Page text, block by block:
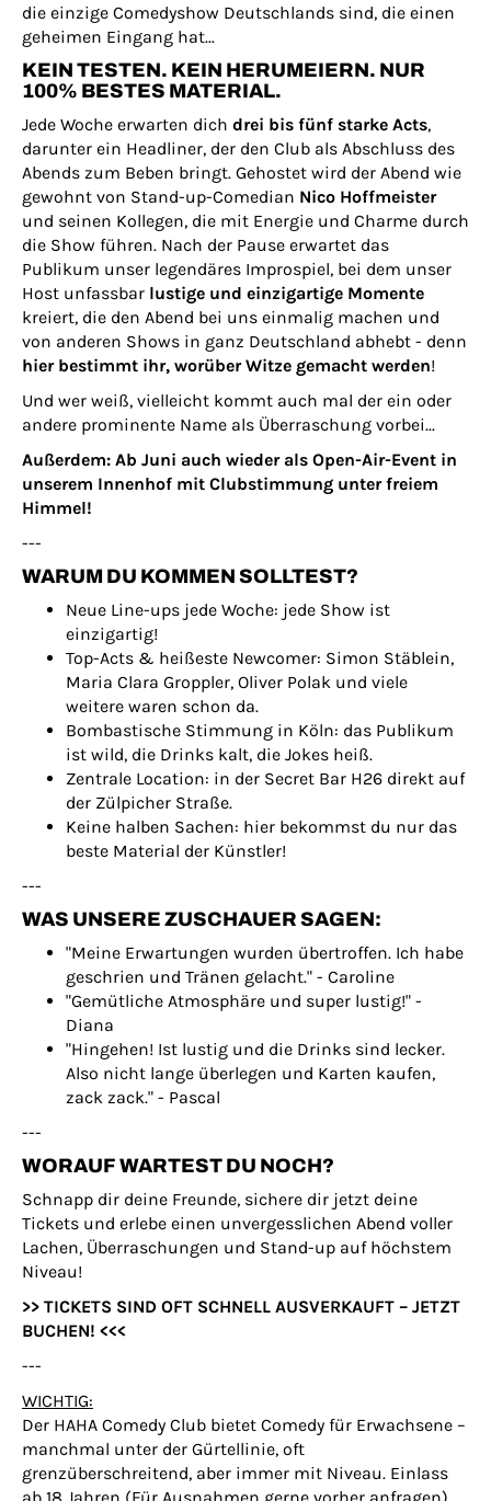
die einzige Comedyshow Deutschlands sind, die einen
geheimen Eingang hat...
KEIN TESTEN. KEIN HERUMEIERN. NUR
100% BESTES MATERIAL.
Jede Woche erwarten dich drei bis fünf starke Acts,
darunter ein Headliner, der den Club als Abschluss des
Abends zum Beben bringt. Gehostet wird der Abend wie
gewohnt von Stand-up-Comedian Nico Hoffmeister
und seinen Kollegen, die mit Energie und Charme durch
die Show führen. Nach der Pause erwartet das
Publikum unser legendäres Improspiel, bei dem unser
Host unfassbar lustige und einzigartige Momente
kreiert, die den Abend bei uns einmalig machen und
von anderen Shows in ganz Deutschland abhebt - denn
hier bestimmt ihr, worüber Witze gemacht werden!
Und wer weiß, vielleicht kommt auch mal der ein oder
andere prominente Name als Überraschung vorbei...
Außerdem: Ab Juni auch wieder als Open-Air-Event in
unserem Innenhof mit Clubstimmung unter freiem
Himmel!
---
WARUM DU KOMMEN SOLLTEST?
Neue Line-ups jede Woche: jede Show ist
einzigartig!
Top-Acts & heißeste Newcomer: Simon Stäblein,
Maria Clara Groppler, Oliver Polak und viele
weitere waren schon da.
Bombastische Stimmung in Köln: das Publikum
ist wild, die Drinks kalt, die Jokes heiß.
Zentrale Location: in der Secret Bar H26 direkt auf
der Zülpicher Straße.
Keine halben Sachen: hier bekommst du nur das
beste Material der Künstler!
---
WAS UNSERE ZUSCHAUER SAGEN:
"Meine Erwartungen wurden übertroffen. Ich habe
geschrien und Tränen gelacht." - Caroline
"Gemütliche Atmosphäre und super lustig!" -
Diana
"Hingehen! Ist lustig und die Drinks sind lecker.
Also nicht lange überlegen und Karten kaufen,
zack zack." - Pascal
---
WORAUF WARTEST DU NOCH?
Schnapp dir deine Freunde, sichere dir jetzt deine
Tickets und erlebe einen unvergesslichen Abend voller
Lachen, Überraschungen und Stand-up auf höchstem
Niveau!
>> TICKETS SIND OFT SCHNELL AUSVERKAUFT – JETZT
BUCHEN! <<<
---
WICHTIG:
Der HAHA Comedy Club bietet Comedy für Erwachsene –
manchmal unter der Gürtellinie, oft
grenzüberschreitend, aber immer mit Niveau. Einlass